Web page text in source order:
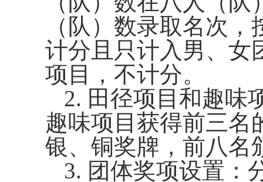
（队）数录取名次
计分且只计入男、女
项目，不计分。
2. 田径项目和趣味
趣味项目获得前三名
银、铜奖牌，前八名
3. 团体奖项设置：